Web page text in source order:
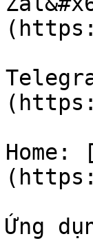
Ứng